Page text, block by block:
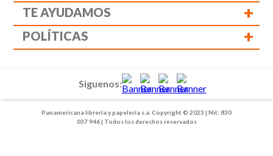
TE AYUDAMOS +
POLÍTICAS +
Panamericana librería y papelería s.a. Copyright © 2023 | Nit: 830
037 946 | Todos los derechos reservados
Siguenos: